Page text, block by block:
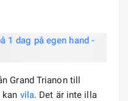
Grand Trianon till
kan vila. Det är inte illa